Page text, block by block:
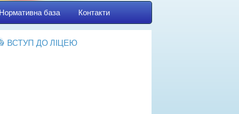
Нормативна база Контакти
ВСТУП ДО ЛІЦЕЮ